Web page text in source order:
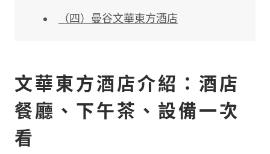
（四）曼谷文華東方酒店
文華東方酒店介紹：酒店
餐廳、下午茶、設備一次
看